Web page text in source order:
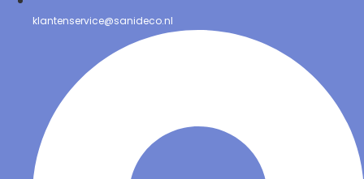
klantenservice@sanideco.nl